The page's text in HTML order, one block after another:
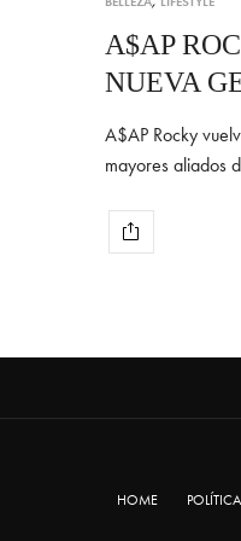
A$AP
NUEVA
A$AP Rocky
mayores aliados
HOME